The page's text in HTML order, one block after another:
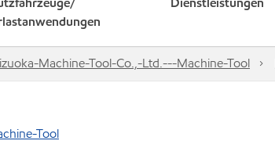
Machine-Tool-Co.,-Ltd.---Machine-Tool
Tool